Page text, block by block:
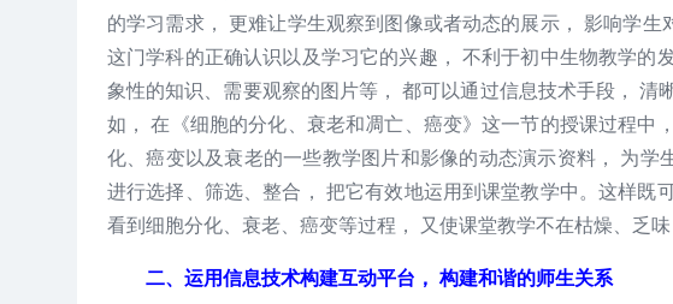
的学习需求， 更难让学生观察到图像或者动态的展示， 影响学
这门学科的正确认识以及学习它的兴趣， 不利于初中生物教学的
象性的知识、需要观察的图片等， 都可以通过信息技术手段， 清
如， 在《细胞的分化、衰老和凋亡、癌变》这一节的授课过程中
化、癌变以及衰老的一些教学图片和影像的动态演示资料， 为
进行选择、筛选、整合， 把它有效地运用到课堂教学中。这样既
看到细胞分化、衰老、癌变等过程， 又使课堂教学不在枯燥、乏
二、运用信息技术构建互动平台， 构建和谐的师生关系